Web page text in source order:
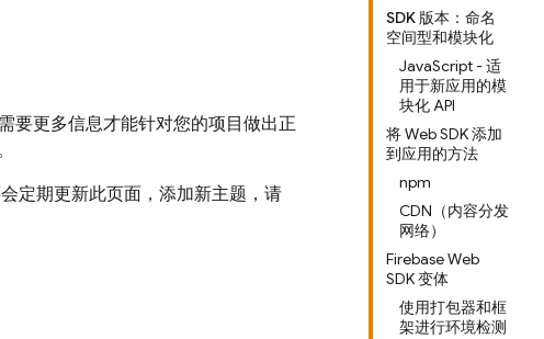
SDK 版本：命名
空间型和模块化
JavaScript - 适
用于新应用的模
块化 API
将 Web SDK 添加
到应用的方法
npm
CDN（内容分发
网络）
Firebase Web
SDK 变体
使用打包器和框
架进行环境检测
要更多信息才能针对您的项目做出正
定期更新此页面，添加新主题，请